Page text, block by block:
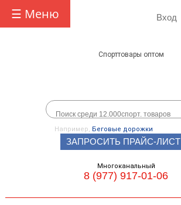
☰ Меню Вход
Спорттовары оптом
Например, Беговые дорожки
ЗАПРОСИТЬ ПРАЙС-ЛИСТ
Многоканальный
8 (977) 917-01-06